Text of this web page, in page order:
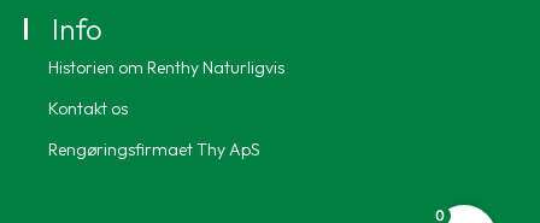
Info
Historien om Renthy Naturligvis
Kontakt os
Rengøringsfirmaet Thy ApS
0